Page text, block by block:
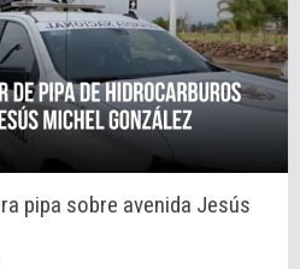
pipa sobre avenida Jesús